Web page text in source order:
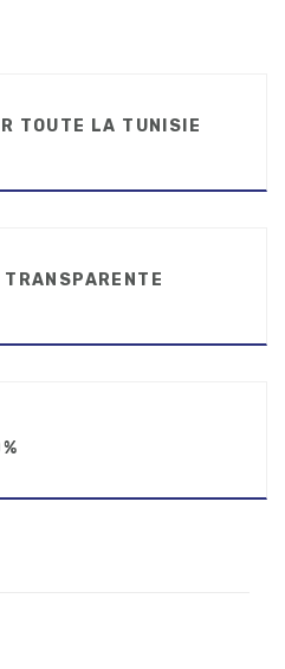
TOUTE LA TUNISIE